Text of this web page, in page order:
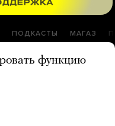
ПОДКАСТЫ МАГАЗ
функцию